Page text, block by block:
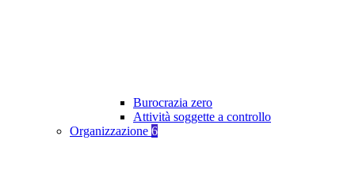
Burocrazia zero
Attività soggette a controllo
Organizzazione 6